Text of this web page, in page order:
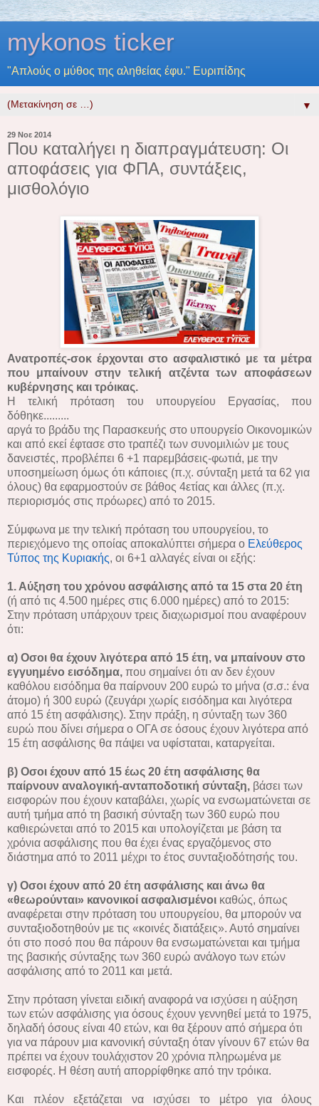
mykonos ticker
"Απλούς ο μύθος της αληθείας έφυ." Ευριπίδης
▼
29 Νοε 2014
Που καταλήγει η διαπραγμάτευση: Οι
αποφάσεις για ΦΠΑ, συντάξεις,
μισθολόγιο
Ανατροπές-σοκ έρχονται στο ασφαλιστικό με τα μέτρα
που μπαίνουν στην τελική ατζέντα των αποφάσεων
κυβέρνησης και τρόικας.
Η τελική πρόταση του υπουργείου Εργασίας, που
δόθηκε.........
αργά το βράδυ της Παρασκευής στο υπουργείο Οικονομικών
και από εκεί έφτασε στο τραπέζι των συνομιλιών με τους
δανειστές, προβλέπει 6 +1 παρεμβάσεις-φωτιά, με την
υποσημείωση όμως ότι κάποιες (π.χ. σύνταξη μετά τα 62 για
όλους) θα εφαρμοστούν σε βάθος 4ετίας και άλλες (π.χ.
περιορισμός στις πρόωρες) από το 2015.
Σύμφωνα με την τελική πρόταση του υπουργείου, το
περιεχόμενο της οποίας αποκαλύπτει σήμερα ο Ελεύθερος
Τύπος της Κυριακής, οι 6+1 αλλαγές είναι οι εξής:
1. Αύξηση του χρόνου ασφάλισης από τα 15 στα 20 έτη
(ή από τις 4.500 ημέρες στις 6.000 ημέρες) από το 2015:
Στην πρόταση υπάρχουν τρεις διαχωρισμοί που αναφέρουν
ότι:
α) Οσοι θα έχουν λιγότερα από 15 έτη, να μπαίνουν στο
εγγυημένο εισόδημα, που σημαίνει ότι αν δεν έχουν
καθόλου εισόδημα θα παίρνουν 200 ευρώ το μήνα (σ.σ.: ένα
άτομο) ή 300 ευρώ (ζευγάρι χωρίς εισόδημα και λιγότερα
από 15 έτη ασφάλισης). Στην πράξη, η σύνταξη των 360
ευρώ που δίνει σήμερα ο ΟΓΑ σε όσους έχουν λιγότερα από
15 έτη ασφάλισης θα πάψει να υφίσταται, καταργείται.
β) Οσοι έχουν από 15 έως 20 έτη ασφάλισης θα
παίρνουν αναλογική-ανταποδοτική σύνταξη, βάσει των
εισφορών που έχουν καταβάλει, χωρίς να ενσωματώνεται σε
αυτή τμήμα από τη βασική σύνταξη των 360 ευρώ που
καθιερώνεται από το 2015 και υπολογίζεται με βάση τα
χρόνια ασφάλισης που θα έχει ένας εργαζόμενος στο
διάστημα από το 2011 μέχρι το έτος συνταξιοδότησής του.
γ) Οσοι έχουν από 20 έτη ασφάλισης και άνω θα
«θεωρούνται» κανονικοί ασφαλισμένοι καθώς, όπως
αναφέρεται στην πρόταση του υπουργείου, θα μπορούν να
συνταξιοδοτηθούν με τις «κοινές διατάξεις». Αυτό σημαίνει
ότι στο ποσό που θα πάρουν θα ενσωματώνεται και τμήμα
της βασικής σύνταξης των 360 ευρώ ανάλογο των ετών
ασφάλισης από το 2011 και μετά.
Στην πρόταση γίνεται ειδική αναφορά να ισχύσει η αύξηση
των ετών ασφάλισης για όσους έχουν γεννηθεί μετά το 1975,
δηλαδή όσους είναι 40 ετών, και θα ξέρουν από σήμερα ότι
για να πάρουν μια κανονική σύνταξη όταν γίνουν 67 ετών θα
πρέπει να έχουν τουλάχιστον 20 χρόνια πληρωμένα με
εισφορές. Η θέση αυτή απορρίφθηκε από την τρόικα.
Και πλέον εξετάζεται να ισχύσει το μέτρο για όλους